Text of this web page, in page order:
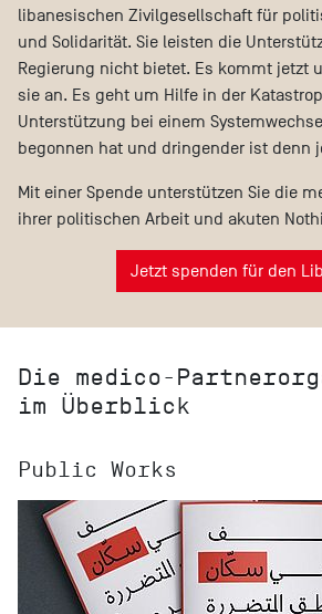
libanesischen Zivilgesellschaft für
und Solidarität. Sie leisten die
Regierung nicht bietet. Es kommt jetzt
sie an. Es geht um Hilfe in der
Unterstützung bei einem
begonnen hat und dringender ist denn
Mit einer Spende unterstützen Sie die
ihrer politischen Arbeit und akuten
Jetzt spenden für den
Die medico-
im Überblick
Public Works